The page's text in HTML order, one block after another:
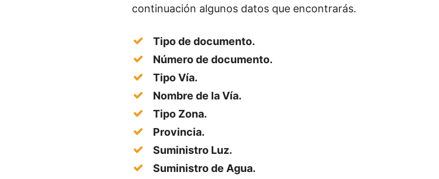
continuación algunos datos que encontrarás.
Tipo de documento.
Número de documento.
Tipo Vía.
Nombre de la Vía.
Tipo Zona.
Provincia.
Suministro Luz.
Suministro de Agua.